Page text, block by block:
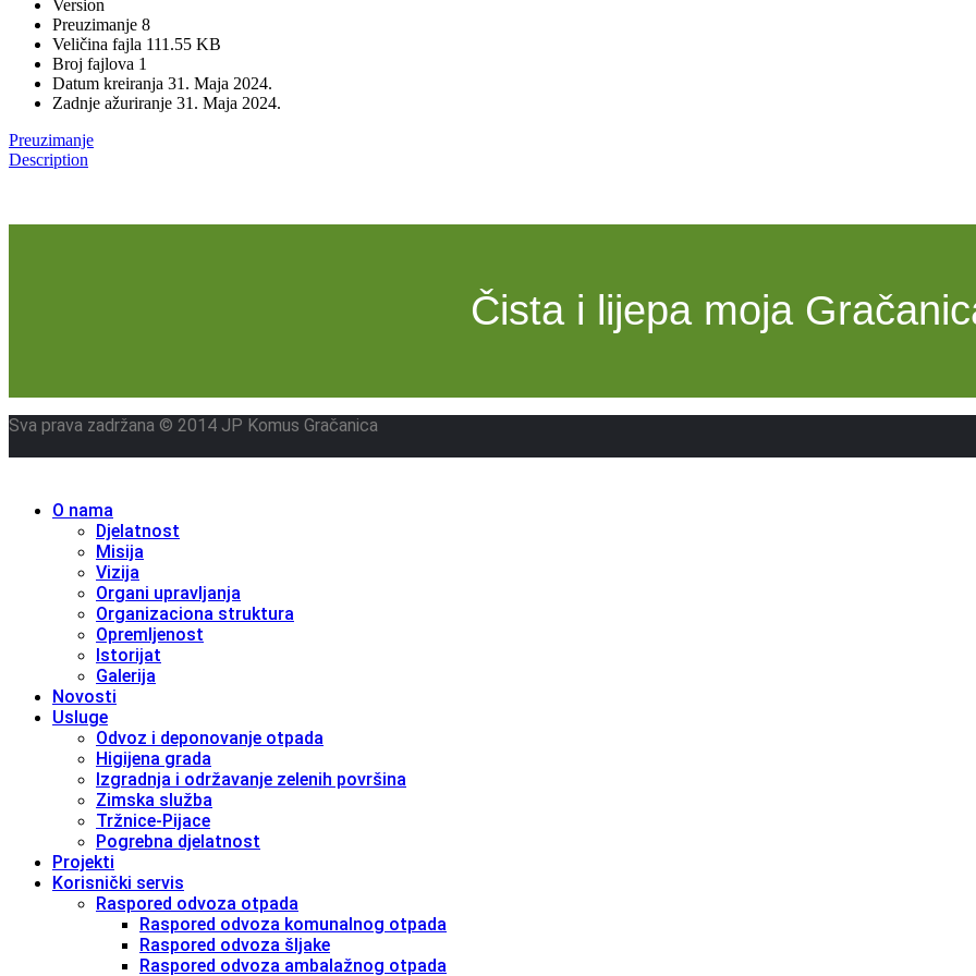
Version
Preuzimanje 8
Veličina fajla 111.55 KB
Broj fajlova 1
Datum kreiranja 31. Maja 2024.
Zadnje ažuriranje 31. Maja 2024.
Preuzimanje
Description
Čista i lijepa moja
Sva prava zadržana © 2014 JP Komus Gračanica
O nama
Djelatnost
Misija
Vizija
Organi upravljanja
Organizaciona struktura
Opremljenost
Istorijat
Galerija
Novosti
Usluge
Odvoz i deponovanje otpada
Higijena grada
Izgradnja i održavanje zelenih površina
Zimska služba
Tržnice-Pijace
Pogrebna djelatnost
Projekti
Korisnički servis
Raspored odvoza otpada
Raspored odvoza komunalnog otpada
Raspored odvoza šljake
Raspored odvoza ambalažnog otpada